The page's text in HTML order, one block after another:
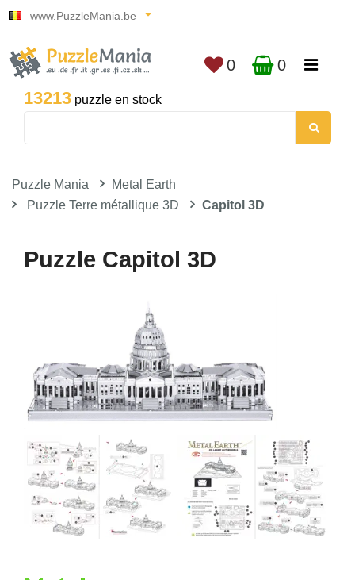
www.PuzzleMania.be
13213 puzzle en stock
0 0
Puzzle Mania
Metal Earth
Puzzle Terre métallique 3D
Capitol 3D
Puzzle Capitol 3D